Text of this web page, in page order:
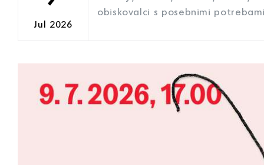
Jul 2026
obiskovalci s posebnimi